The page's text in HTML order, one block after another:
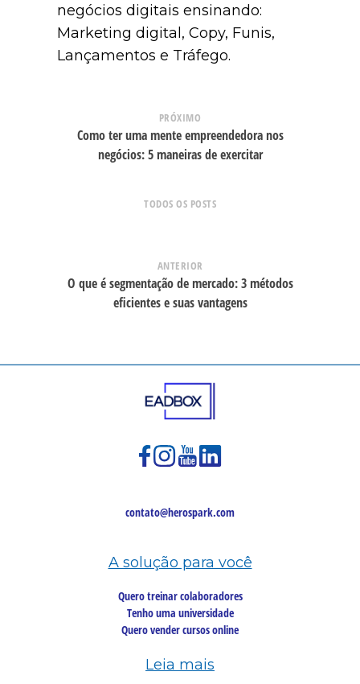
negócios digitais ensinando:
Marketing digital, Copy, Funis,
Lançamentos e Tráfego.
PRÓXIMO
Como ter uma mente empreendedora nos
negócios: 5 maneiras de exercitar
TODOS OS POSTS
ANTERIOR
O que é segmentação de mercado: 3 métodos
eficientes e suas vantagens
contato@herospark.com
A solução para você
Quero treinar colaboradores
Tenho uma universidade
Quero vender cursos online
Leia mais